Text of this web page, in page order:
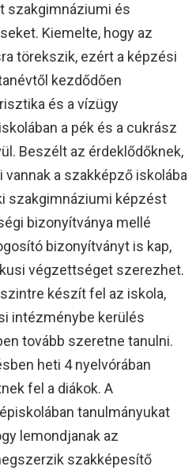
szakgimnáziumi és
Kiemelte, hogy az
törekszik, ezért a képzési
kezdődően
és a vízügy
a pék és a cukrász
Beszélt az érdeklődőknek,
a szakképző iskolába
szakgimnáziumi képzést
bizonyítványa mellé
bizonyítványt is kap,
végzettséget szerezhet.
készít fel az iskola,
intézménybe kerülés
tovább szeretne tanulni.
heti 4 nyelvórában
fel a diákok. A
tanulmányukat
lemondjanak az
szakképesítő